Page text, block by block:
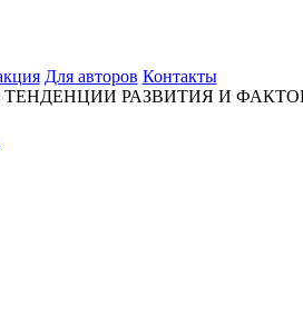
Для авторов Контакты
РАЗВИТИЯ И